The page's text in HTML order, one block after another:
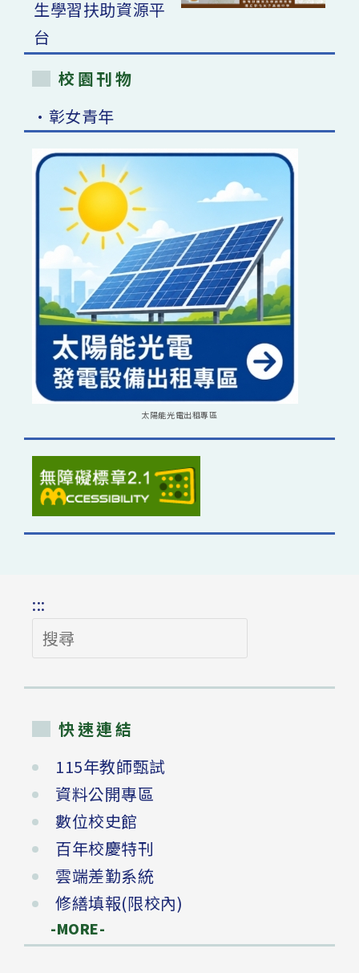
校園刊物
•彰女青年
太陽能光電出租專區
:::
搜
尋
快速連結
115年教師甄試
資料公開專區
數位校史館
百年校慶特刊
雲端差勤系統
修繕填報(限校內)
-MORE-